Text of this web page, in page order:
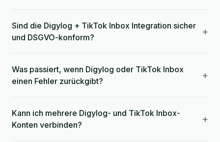
Sind die Digylog + TikTok Inbox Integration sicher
und DSGVO-konform?
+
Was passiert, wenn Digylog oder TikTok Inbox
einen Fehler zurückgibt?
+
Kann ich mehrere Digylog- und TikTok Inbox-
Konten verbinden?
+